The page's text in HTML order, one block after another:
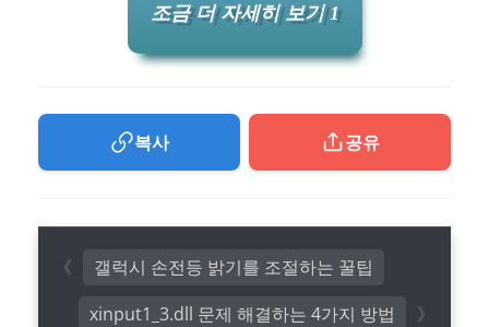
조금 더 자세히 보기 1
복사 공유
xinput1_3.dll 문제 해결하는 4가지 방법
갤럭시 손전등 밝기를 조절하는 꿀팁